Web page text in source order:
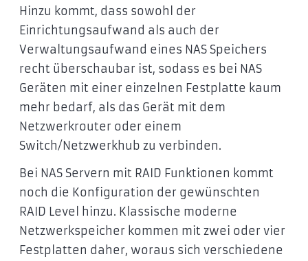
Hinzu kommt, dass sowohl der
Einrichtungsaufwand als auch der
Verwaltungsaufwand eines NAS Speichers
recht überschaubar ist, sodass es bei NAS
Geräten mit einer einzelnen Festplatte kaum
mehr bedarf, als das Gerät mit dem
Netzwerkrouter oder einem
Switch/Netzwerkhub zu verbinden.
Bei NAS Servern mit RAID Funktionen kommt
noch die Konfiguration der gewünschten
RAID Level hinzu. Klassische moderne
Netzwerkspeicher kommen mit zwei oder vier
Festplatten daher, woraus sich verschiedene